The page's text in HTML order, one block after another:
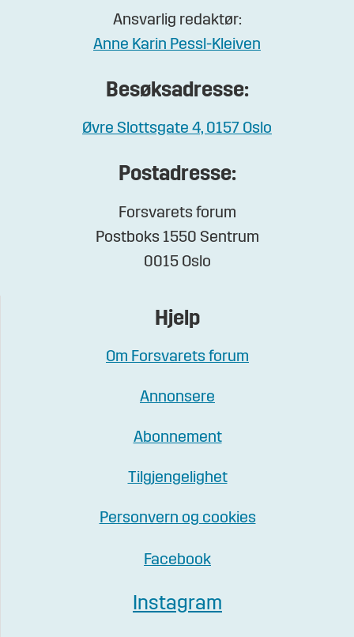
Ansvarlig redaktør:
Anne Karin Pessl-Kleiven
Besøksadresse:
Øvre Slottsgate 4, 0157 Oslo
Postadresse:
Forsvarets forum
Postboks 1550 Sentrum
0015 Oslo
Hjelp
Om Forsvarets forum
Annonsere
Abonnement
Tilgjengelighet
Personvern og cookies
Facebook
Instagram